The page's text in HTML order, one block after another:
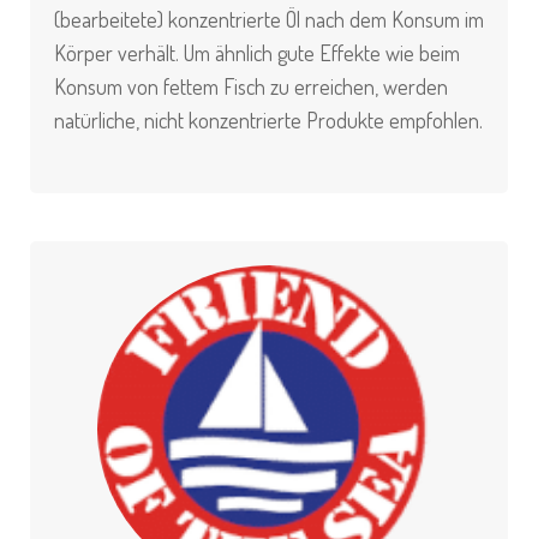
(bearbeitete) konzentrierte Öl nach dem Konsum im
Körper verhält. Um ähnlich gute Effekte wie beim
Konsum von fettem Fisch zu erreichen, werden
natürliche, nicht konzentrierte Produkte empfohlen.